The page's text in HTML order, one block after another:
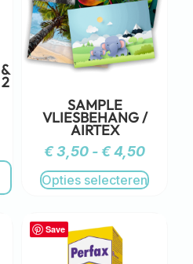
SAMPLE
VLIESBEHANG /
AIRTEX
€3,50 - €4,50
Opties selecteren
Save